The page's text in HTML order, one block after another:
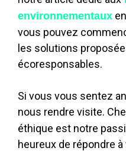
environnementaux
vous pouvez
les solutions
écoresponsables.
Si vous vous sentez
nous rendre visite.
éthique est notre
heureux de répondre